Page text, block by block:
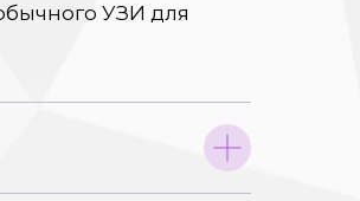
УЗИ для